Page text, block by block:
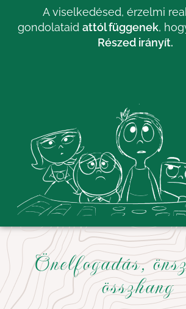
A viselkedésed, érzelmi
gondolataid attól függenek,
Részed irányít.
Önelfogadás,
összhang